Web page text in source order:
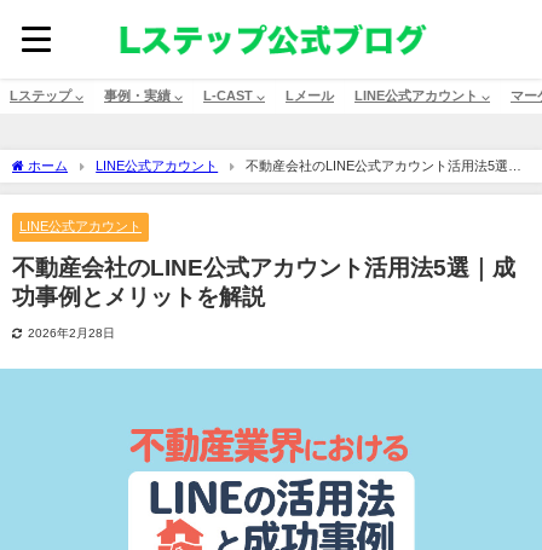
Lステップ ⌵ 事例・実績 ⌵ L-CAST ⌵ Lメール LINE公式アカウント ⌵ マー
ホーム LINE公式アカウント
不動産会社のLINE公式アカウント活用法5選｜
成功事例とメリットを解説
LINE公式アカウント
不動産会社のLINE公式アカウント活用法5選｜成
功事例とメリットを解説
2026年2月28日